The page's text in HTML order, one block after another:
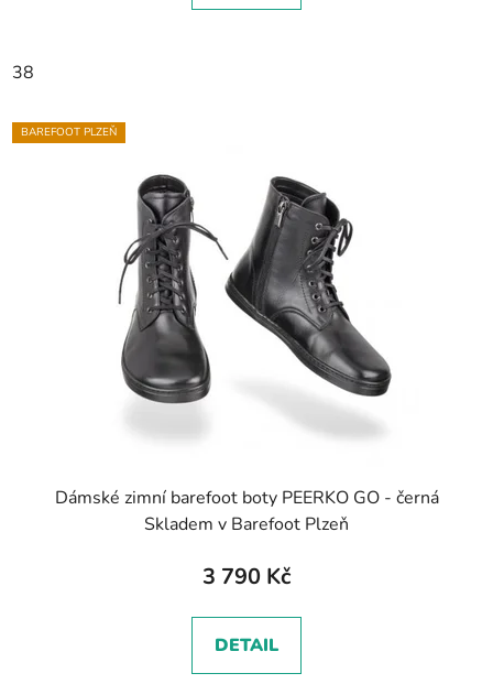
38
BAREFOOT PLZEŇ
Dámské zimní barefoot boty PEERKO GO - černá
Skladem v Barefoot Plzeň
3 790 Kč
DETAIL